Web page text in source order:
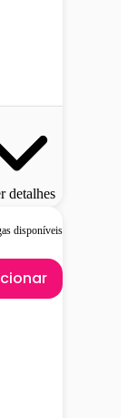
detalhes
disponíveis